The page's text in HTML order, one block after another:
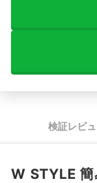
検証レビ
W STYLE